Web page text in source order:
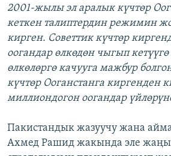
2001-жылы эл аралык күчтөр
кеткен талиптердин режимин
кирген. Советтик күчтөр
оогандар өлкөдөн чыгып
өлкөлөргө качууга мажбур
күчтөр Ооганстанга киргенден
миллиондогон оогандар
Пакистандык жазуучу жана
Ахмед Рашид жакында эле жаңы